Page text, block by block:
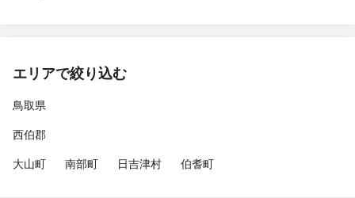
エリアで絞り込む
鳥取県
西伯郡
大山町
南部町 日吉津村 伯耆町